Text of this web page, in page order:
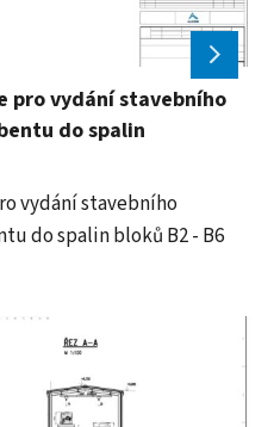
pro vydání stavebního
do spalin
vydání stavebního
do spalin bloků B2 - B6